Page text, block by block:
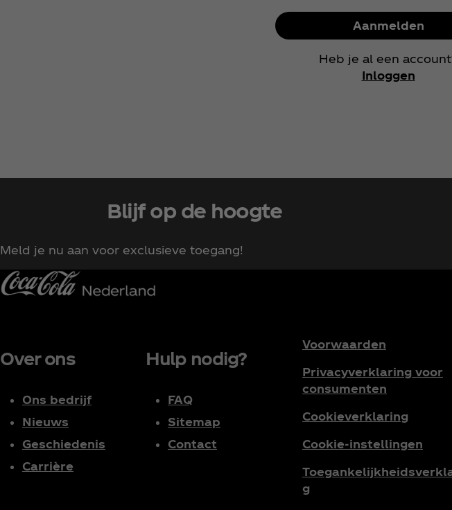
Aanmelden
Heb je al een
Inloggen
Blijf op de hoogte
Meld je nu aan voor exclusieve toegang!
Over ons
Ons bedrijf
Nieuws
Geschiedenis
Carrière
Hulp nodig?
FAQ
Sitemap
Contact
Voorwaarden
Privacyverklaring voor
consumenten
Cookieverklaring
Cookie-instellingen
g